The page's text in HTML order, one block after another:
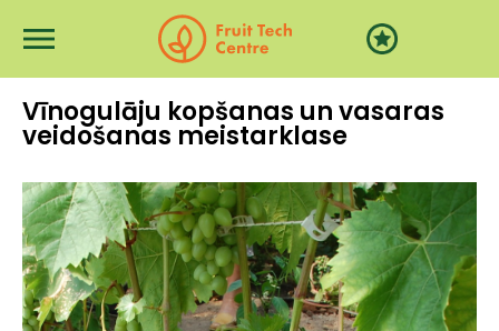
Vīnogulāju kopšanas un vasaras
veidošanas meistarklase